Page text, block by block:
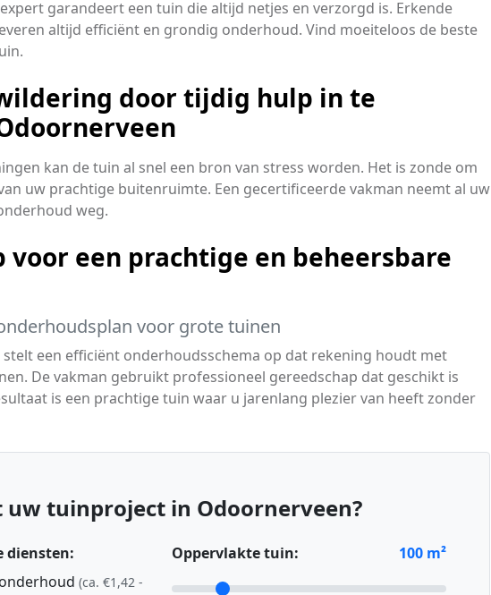
garandeert een tuin die altijd netjes en verzorgd is. Erkende
altijd efficiënt en grondig onderhoud. Vind moeiteloos de beste
door tijdig hulp in te
kan de tuin al snel een bron van stress worden. Het is zonde om
uw prachtige buitenruimte. Een gecertificeerde vakman neemt al uw
weg.
voor een prachtige en beheersbare
voor grote tuinen
een efficiënt onderhoudsschema op dat rekening houdt met
De vakman gebruikt professioneel gereedschap dat geschikt is
is een prachtige tuin waar u jarenlang plezier van heeft zonder
uw tuinproject in Odoornerveen?
diensten:
(ca. €1,42 -
Oppervlakte tuin: 100 m²